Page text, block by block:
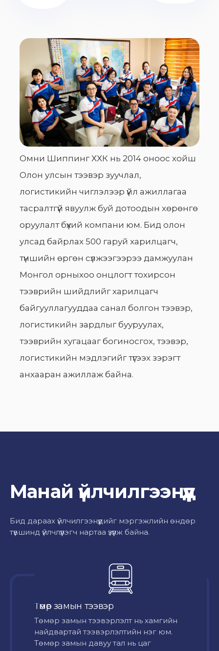
Омни Шиппинг ХХК нь 2014 оноос хойш
Олон улсын тээвэр зуучлал,
логистикийн чиглэлээр үйл ажиллагаа
тасралтгүй явуулж буй дотоодын хөрөнгө
оруулалт бүхий компани юм. Бид олон
улсад байрлах 500 гаруй харилцагч,
түншийн өргөн сүлжээгээрээ дамжуулан
Монгол орныхоо онцлогт тохирсон
тээврийн шийдлийг харилцагч
байгууллагууддаа санал болгон тээвэр,
логистикийн зардлыг бууруулах,
тээврийн хугацааг богиносгох, тээвэр,
логистикийн мэдлэгийг түгээх зэрэгт
анхааран ажиллаж байна.
Манай үйлчилгээнүүд
Бид дараах үйлчилгээнүүдийг мэргэжлийн өндөр
түвшинд үйлчлүүлэгч нартаа үзүүлж байна.
Төмөр замын тээвэр
Төмөр замын тээвэрлэлт нь хамгийн
найдвартай тээвэрлэлтийн нэг юм.
Төмөр замын давуу тал нь цаг